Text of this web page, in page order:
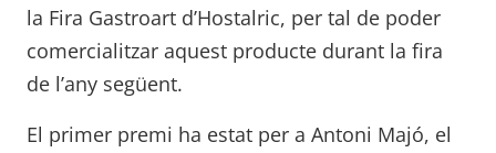
la Fira Gastroart d’Hostalric, per tal de poder
comercialitzar aquest producte durant la fira
de l’any següent.
El primer premi ha estat per a Antoni Majó, el